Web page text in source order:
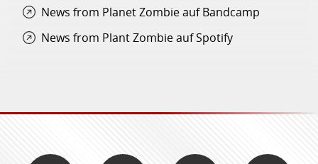
News from Planet Zombie auf Bandcamp
News from Plant Zombie auf Spotify